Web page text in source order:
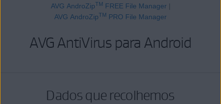
AVG AndroZipTM FREE File Manager |
AVG AndroZipTM PRO File Manager
AVG AntiVirus para Android
Dados que recolhemos